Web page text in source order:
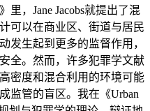
，Jane Jacobs就提出了混
可以在商业区、街道与居民
发生起到更多的监督作用，
全。然而，许多犯罪学文献
密度和混合利用的环境可能
监管的盲区。我在《Urban